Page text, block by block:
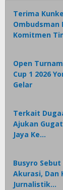
Terima
Ombudsman
Komitmen
Open
Cup 1 2026
Gelar
Terkait
Ajukan
Jaya Ke…
Busyro
Akurasi, Dan
Jurnalistik…